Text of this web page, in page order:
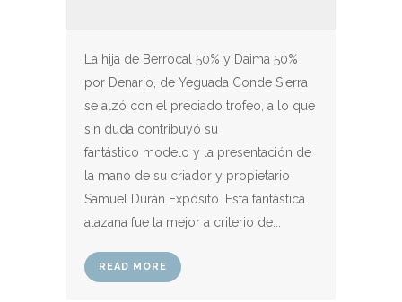
La hija de Berrocal 50% y Daima 50%
por Denario, de Yeguada Conde Sierra
se alzó con el preciado trofeo, a lo que
sin duda contribuyó su
fantástico modelo y la presentación de
la mano de su criador y propietario
Samuel Durán Expósito. Esta fantástica
alazana fue la mejor a criterio de...
READ MORE